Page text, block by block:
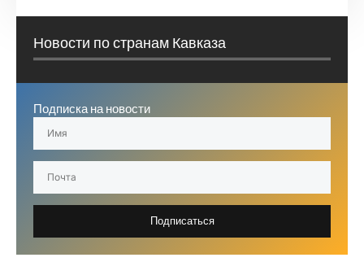
Новости по странам Кавказа
Подписка на новости
Подписаться